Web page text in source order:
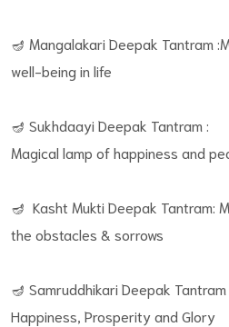
🪔 Mangalakari Deepak Tantram
well-being in life
🪔 Sukhdaayi Deepak Tantram :
Magical lamp of happiness and
🪔 Kasht Mukti Deepak Tantram:
the obstacles & sorrows
🪔 Samruddhikari Deepak
Happiness, Prosperity and Glory